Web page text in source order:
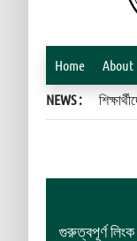
Home About
NEWS :
গুরুত্বপূর্ণ লিংক